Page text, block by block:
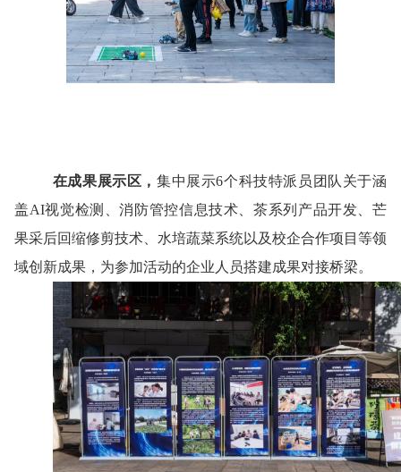
在成果展示区，集中展示6个科技特派员团队关于涵
盖AI视觉检测、消防管控信息技术、茶系列产品开发、芒
果采后回缩修剪技术、水培蔬菜系统以及校企合作项目等领
域创新成果，为参加活动的企业人员搭建成果对接桥梁。